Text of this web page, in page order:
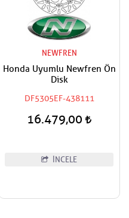
NEWFREN
Honda Uyumlu Newfren Ön
Disk
DF5305EF-438111
16.479,00
İNCELE